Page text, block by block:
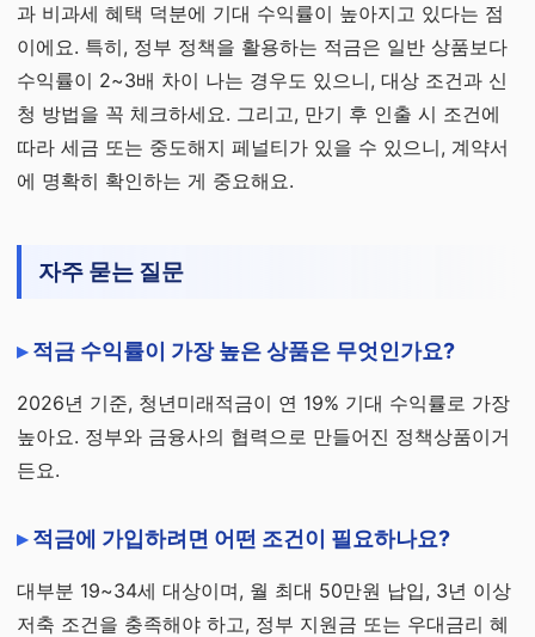
과 비과세 혜택 덕분에 기대 수익률이 높아지고 있다는 점
이에요. 특히, 정부 정책을 활용하는 적금은 일반 상품보다
수익률이 2~3배 차이 나는 경우도 있으니, 대상 조건과 신
청 방법을 꼭 체크하세요. 그리고, 만기 후 인출 시 조건에
따라 세금 또는 중도해지 페널티가 있을 수 있으니, 계약서
에 명확히 확인하는 게 중요해요.
자주 묻는 질문
적금 수익률이 가장 높은 상품은 무엇인가요?
2026년 기준, 청년미래적금이 연 19% 기대 수익률로 가장
높아요. 정부와 금융사의 협력으로 만들어진 정책상품이거
든요.
적금에 가입하려면 어떤 조건이 필요하나요?
대부분 19~34세 대상이며, 월 최대 50만원 납입, 3년 이상
저축 조건을 충족해야 하고, 정부 지원금 또는 우대금리 혜